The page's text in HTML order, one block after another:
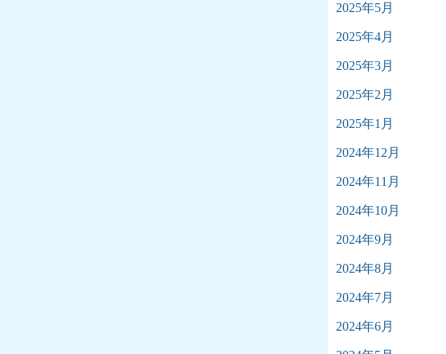
2025年5月
2025年4月
2025年3月
2025年2月
2025年1月
2024年12月
2024年11月
2024年10月
2024年9月
2024年8月
2024年7月
2024年6月